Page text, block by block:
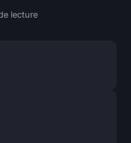
lecture